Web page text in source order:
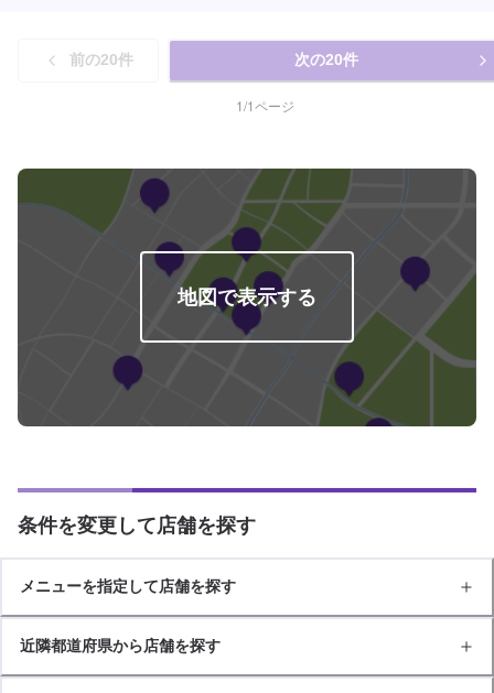
整備なども店舗内で行うことが可能です。ぜひとも当店にご依頼くださいま
せ。【当店までのアクセス】国道128号線沿いにございます。道路向かいに
は「恵比寿ブタメン大網本店」様があります。「ベイシア大網白里店」様も
近くにございますので、買い物のついでのご利用もおすすめです。
前の20件 次の20件
1/1ページ
地図で表示する
条件を変更して店舗を探す
メニューを指定して店舗を探す
近隣都道府県から店舗を探す